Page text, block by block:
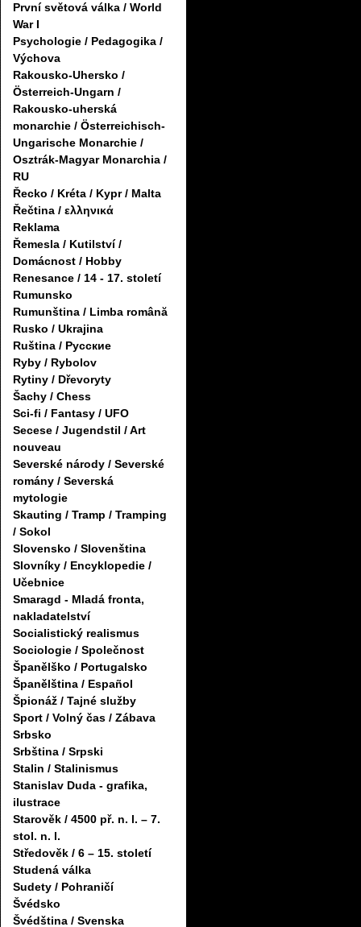
První světová válka / World
War I
Psychologie / Pedagogika /
Výchova
Rakousko-Uhersko /
Österreich-Ungarn /
Rakousko-uherská
monarchie / Österreichisch-
Ungarische Monarchie /
Osztrák-Magyar Monarchia /
RU
Řecko / Kréta / Kypr / Malta
Řečtina / ελληνικά
Reklama
Řemesla / Kutilství /
Domácnost / Hobby
Renesance / 14 - 17. století
Rumunsko
Rumunština / Limba română
Rusko / Ukrajina
Ruština / Русские
Ryby / Rybolov
Rytiny / Dřevoryty
Šachy / Chess
Sci-fi / Fantasy / UFO
Secese / Jugendstil / Art
nouveau
Severské národy / Severské
romány / Severská
mytologie
Skauting / Tramp / Tramping
/ Sokol
Slovensko / Slovenština
Slovníky / Encyklopedie /
Učebnice
Smaragd - Mladá fronta,
nakladatelství
Socialistický realismus
Sociologie / Společnost
Španělško / Portugalsko
Španělština / Español
Špionáž / Tajné služby
Sport / Volný čas / Zábava
Srbsko
Srbština / Srpski
Stalin / Stalinismus
Stanislav Duda - grafika,
ilustrace
Starověk / 4500 př. n. l. – 7.
stol. n. l.
Středověk / 6 – 15. století
Studená válka
Sudety / Pohraničí
Švédsko
Švédština / Svenska